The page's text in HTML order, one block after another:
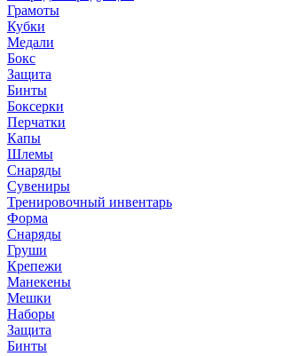
Грамоты
Кубки
Медали
Бокс
Защита
Бинты
Боксерки
Перчатки
Капы
Шлемы
Снаряды
Сувениры
Тренировочный инвентарь
Форма
Снаряды
Груши
Крепежи
Манекены
Мешки
Наборы
Защита
Бинты